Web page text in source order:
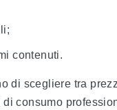
contenuti.
di scegliere tra
consumo